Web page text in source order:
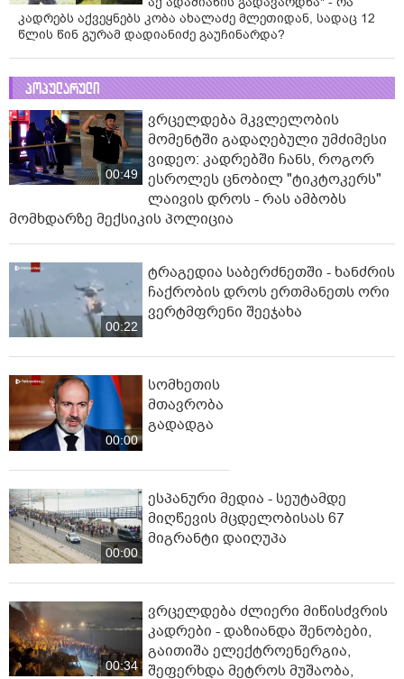
კადრებს აქვეყნებს კობა ახალაძე მლეთიდან, სადაც 12
წლის წინ გურამ დადიანიძე გაუჩინარდა?
პოპულარული
00:49
ვრცელდება მკვლელობის
მომენტში გადაღებული უმძიმესი
ვიდეო: კადრებში ჩანს, როგორ
ესროლეს ცნობილ "ტიკტოკერს"
ლაივის დროს - რას ამბობს
მომხდარზე მექსიკის პოლიცია
00:22
ტრაგედია საბერძნეთში - ხანძრის
ჩაქრობის დროს ერთმანეთს ორი
ვერტმფრენი შეეჯახა
00:00
სომხეთის
მთავრობა
გადადგა
00:00
ესპანური მედია - სეუტამდე
მიღწევის მცდელობისას 67
მიგრანტი დაიღუპა
00:34
ვრცელდება ძლიერი მიწისძვრის
კადრები - დაზიანდა შენობები,
გაითიშა ელექტროენერგია,
შეფერხდა მეტროს მუშაობა,